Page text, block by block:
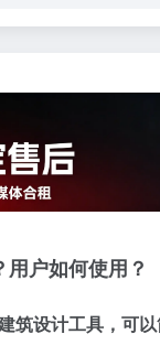
户如何使用？
筑设计工具，可